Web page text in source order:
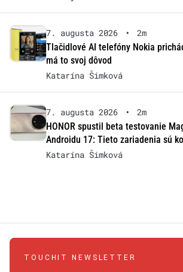
7. augusta 2026 •
2m
Tlačidlové AI telefóny Nokia
má to svoj dôvod
Katarína Šimková
7. augusta 2026 •
2m
HONOR spustil beta testovanie
Androidu 17: Tieto zariadenia sú
Katarína Šimková
TOUCHIT NEWSLETTER